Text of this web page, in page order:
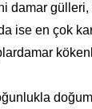
damar gülleri,
ise en çok